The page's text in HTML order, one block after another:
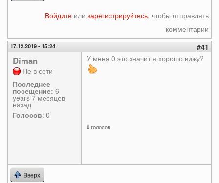
Войдите или зарегистрируйтесь, чтобы отправлять
комментарии
17.12.2019 - 15:24 #41
Diman
Не в сети
Последнее
посещение: 6
years 7 месяцев
назад
Голосов: 0
У меня 0 это значит я хорошо вижу?
0 голосов
Вверх